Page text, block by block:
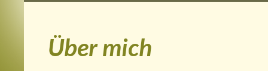
Über mich